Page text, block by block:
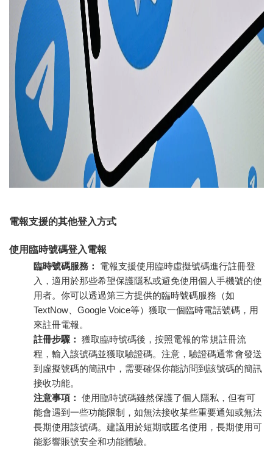
電報支援的其他登入方式
使用臨時號碼登入電報
臨時號碼服務：
電報支援使用臨時虛擬號碼進行註冊登
入，適用於那些希望保護隱私或避免使用個人手機號的使
用者。你可以透過第三方提供的臨時號碼服務（如
TextNow、Google Voice等）獲取一個臨時電話號碼，用
來註冊電報。
註冊步驟： 獲取臨時號碼後，按照電報的常規註冊流
程，輸入該號碼並獲取驗證碼。注意，驗證碼通常會發送
到虛擬號碼的簡訊中，需要確保你能訪問到該號碼的簡訊
接收功能。
注意事項： 使用臨時號碼雖然保護了個人隱私，但有可
能會遇到一些功能限制，如無法接收某些重要通知或無法
長期使用該號碼。建議用於短期或匿名使用，長期使用可
能影響賬號安全和功能體驗。